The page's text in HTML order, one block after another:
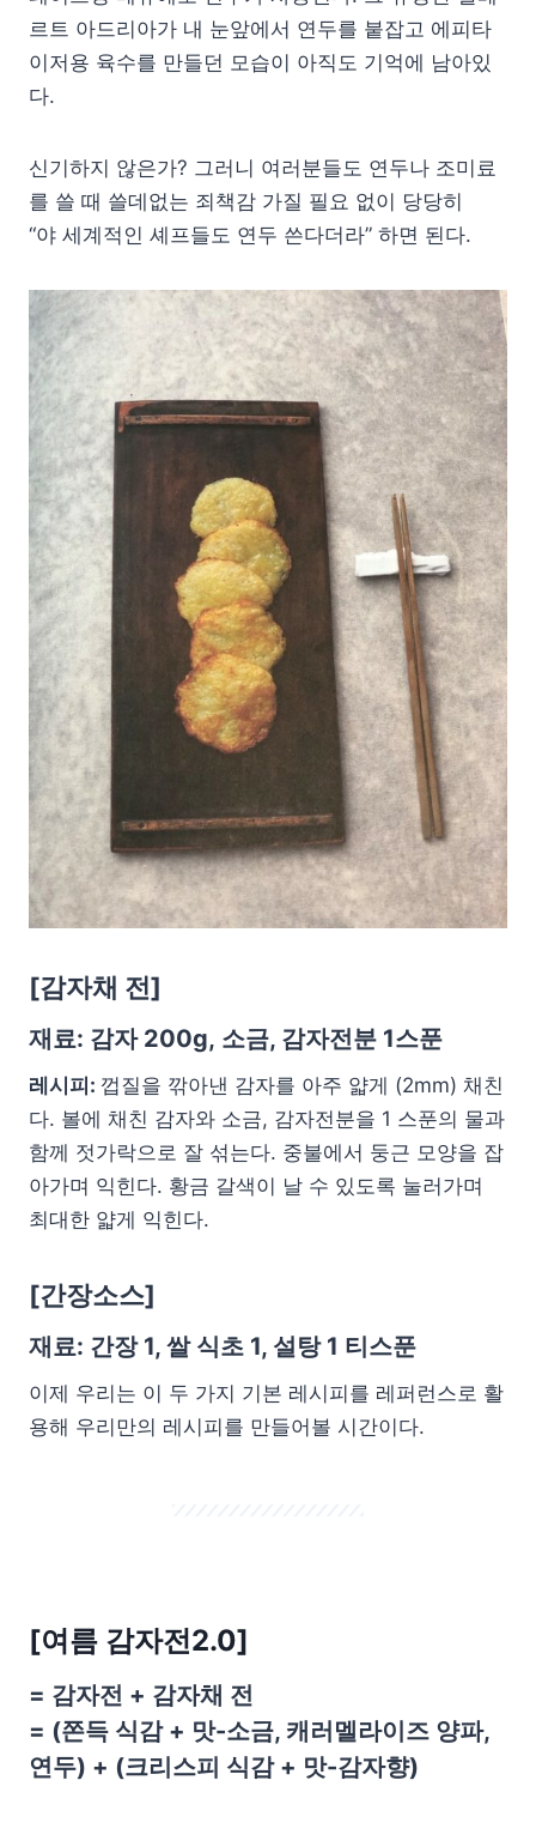
르트 아드리아가 내 눈앞에서 연두를 붙잡고 에피타
이저용 육수를 만들던 모습이 아직도 기억에 남아있
다.
신기하지 않은가? 그러니 여러분들도 연두나 조미료
를 쓸 때 쓸데없는 죄책감 가질 필요 없이 당당히
“야 세계적인 셰프들도 연두 쓴다더라” 하면 된다.
[감자채 전]
재료: 감자 200g, 소금, 감자전분 1스푼
레시피: 껍질을 깎아낸 감자를 아주 얇게 (2mm) 채친
다. 볼에 채친 감자와 소금, 감자전분을 1 스푼의 물과
함께 젓가락으로 잘 섞는다. 중불에서 둥근 모양을 잡
아가며 익힌다. 황금 갈색이 날 수 있도록 눌러가며
최대한 얇게 익힌다.
[간장소스]
재료: 간장 1, 쌀 식초 1, 설탕 1 티스푼
이제 우리는 이 두 가지 기본 레시피를 레퍼런스로 활
용해 우리만의 레시피를 만들어볼 시간이다.
[여름 감자전2.0]
= 감자전 + 감자채 전
= (쫀득 식감 + 맛-소금, 캐러멜라이즈 양파,
연두) + (크리스피 식감 + 맛-감자향)